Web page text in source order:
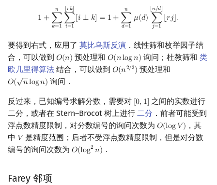
1 +
𝑛
∑
𝑘=1
⌊𝑟𝑘⌋
∑
𝑖=1
[𝑖 ⟂ 𝑘] = 1 +
𝑛
∑
𝑑=1
𝜇(𝑑)
⌊𝑛/𝑑⌋
∑
𝑗=1
⌊𝑟𝑗⌋.
n∑ =1⌊r 1n =1⌊n
要得到右式，应用了 莫比乌斯反演 ．线性筛和枚举因子结
合，可以做到 𝑂(𝑛)
O(n) 预处理和𝑂(𝑛log𝑛)
O(nlogn) 询问；杜教筛和 类
欧几里得算法 结合，可以做到 𝑂(𝑛2/3)
O(n2/3) 预处理和
𝑂(
√
𝑛log𝑛)
O(nlogn) 询问．
反过来，已知编号求解分数，需要对 [0, 1]
[0, 1] 之间的实数进行
二分，或者在 Stern–Brocot 树上进行 二分 ．前者可能受到
浮点数精度限制，对分数编号的询问次数为 𝑂(log 𝑉)
O(logV)
，其
中 𝑉
V 是精度范围；后者不受浮点数精度限制，但是对分数
编号的询问次数为 𝑂(log2 𝑛)
O(log2 n) ．
Farey 邻项